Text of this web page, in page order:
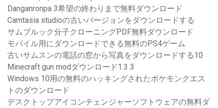
Danganronpa 3希望の終わりまで無料ダウンロード
Camtasia studioの古いバージョンをダウンロードする
サムブルック分子クローニングPDF無料ダウンロード
モバイル用にダウンロードできる無料のPS4ゲーム
古いサムスンの電話の窓から写真をダウンロードする10
Minecraft gun modダウンロード1.3 3
Windows 10用の無料のハッキングされたポケモンクエス
トのダウンロード
デスクトップアイコンチェンジャーソフトウェアの無料ダ